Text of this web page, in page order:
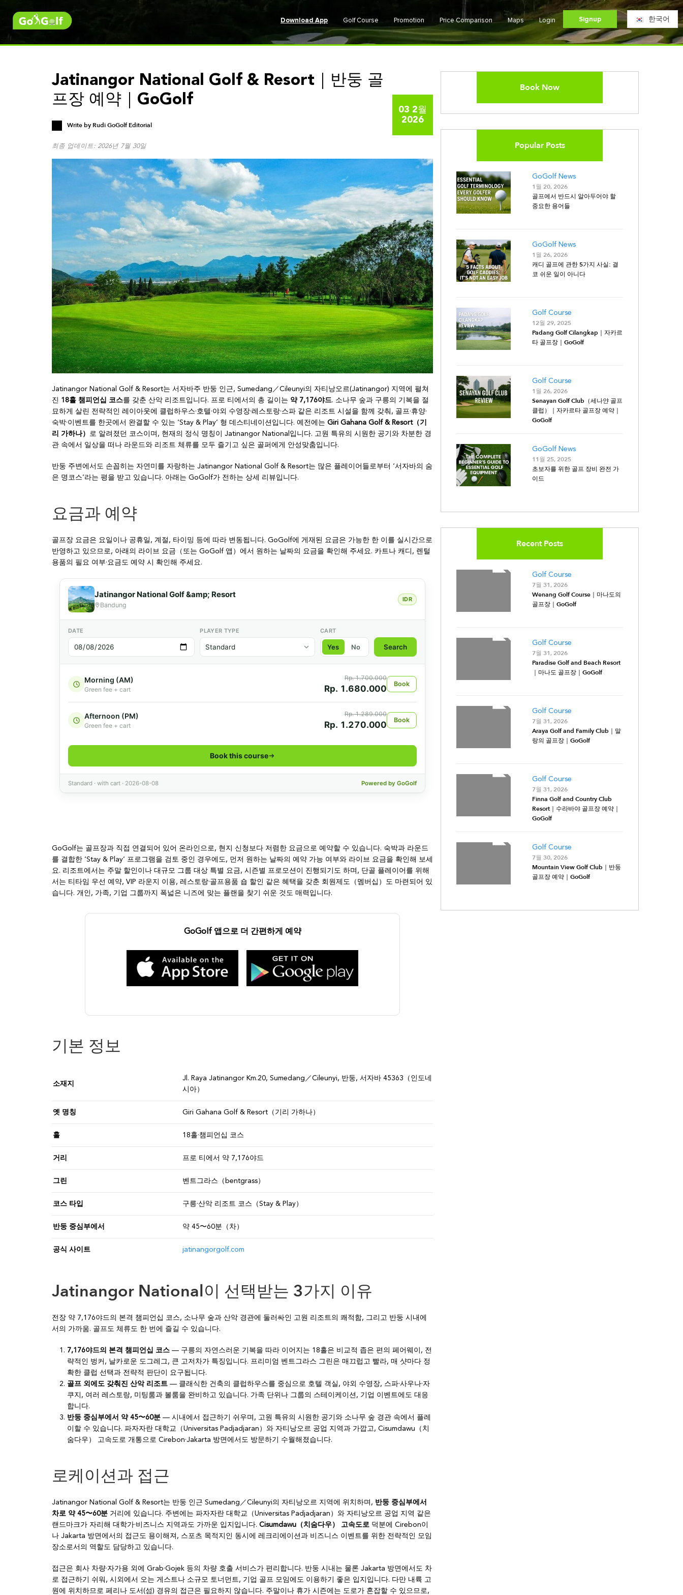
Download App Golf Course Promotion Price Comparison Maps Login Signup 한국어
Jatinangor National Golf & Resort｜반둥 골
프장 예약｜GoGolf
03 2월
2026
Write by Rudi GoGolf Editorial
최종 업데이트: 2026년 7월 30일
Jatinangor National Golf & Resort는 서자바주 반둥 인근, Sumedang／Cileunyi의 자티낭오르(Jatinangor) 지역에 펼쳐
진 18홀 챔피언십 코스를 갖춘 산악 리조트입니다. 프로 티에서의 총 길이는 약 7,176야드. 소나무 숲과 구릉의 기복을 절
묘하게 살린 전략적인 레이아웃에 클럽하우스·호텔·야외 수영장·레스토랑·스파 같은 리조트 시설을 함께 갖춰, 골프·휴양·
숙박·이벤트를 한곳에서 완결할 수 있는 ‘Stay & Play’ 형 데스티네이션입니다. 예전에는 Giri Gahana Golf & Resort（기
리 가하나）
로 알려졌던 코스이며, 현재의 정식 명칭이 Jatinangor National입니다. 고원 특유의 시원한 공기와 차분한 경
관 속에서 일상을 떠나 라운드와 리조트 체류를 모두 즐기고 싶은 골퍼에게 안성맞춤입니다.
반둥 주변에서도 손꼽히는 자연미를 자랑하는 Jatinangor National Golf & Resort는 많은 플레이어들로부터 ‘서자바의 숨
은 명코스’라는 평을 받고 있습니다. 아래는 GoGolf가 전하는 상세 리뷰입니다.
요금과 예약
골프장 요금은 요일이나 공휴일, 계절, 타이밍 등에 따라 변동됩니다. GoGolf에 게재된 요금은 가능한 한 이를 실시간으로
반영하고 있으므로, 아래의 라이브 요금（또는 GoGolf 앱）에서 원하는 날짜의 요금을 확인해 주세요. 카트나 캐디, 렌털
용품의 필요 여부·요금도 예약 시 확인해 주세요.
GoGolf는 골프장과 직접 연결되어 있어 온라인으로, 현지 신청보다 저렴한 요금으로 예약할 수 있습니다. 숙박과 라운드
를 결합한 ‘Stay & Play’ 프로그램을 검토 중인 경우에도, 먼저 원하는 날짜의 예약 가능 여부와 라이브 요금을 확인해 보세
요. 리조트에서는 주말 할인이나 대규모 그룹 대상 특별 요금, 시즌별 프로모션이 진행되기도 하며, 단골 플레이어를 위해
서는 티타임 우선 예약, VIP 라운지 이용, 레스토랑·골프용품 숍 할인 같은 혜택을 갖춘 회원제도（멤버십）도 마련되어 있
습니다. 개인, 가족, 기업 그룹까지 폭넓은 니즈에 맞는 플랜을 찾기 쉬운 것도 매력입니다.
GoGolf 앱으로 더 간편하게 예약
기본 정보
소재지
Jl. Raya Jatinangor Km.20, Sumedang／Cileunyi, 반둥, 서자바 45363（인도네
시아）
옛 명칭 Giri Gahana Golf & Resort（기리 가하나）
홀 18홀·챔피언십 코스
거리 프로 티에서 약 7,176야드
그린 벤트그라스（bentgrass）
코스 타입 구릉·산악 리조트 코스（Stay & Play）
반둥 중심부에서 약 45〜60분（차）
공식 사이트 jatinangorgolf.com
Jatinangor National이 선택받는 3가지 이유
전장 약 7,176야드의 본격 챔피언십 코스, 소나무 숲과 산악 경관에 둘러싸인 고원 리조트의 쾌적함, 그리고 반둥 시내에
서의 가까움. 골프도 체류도 한 번에 즐길 수 있습니다.
7,176야드의 본격 챔피언십 코스 — 구릉의 자연스러운 기복을 따라 이어지는 18홀은 비교적 좁은 편의 페어웨이, 전
략적인 벙커, 날카로운 도그레그, 큰 고저차가 특징입니다. 프리미엄 벤트그라스 그린은 매끄럽고 빨라, 매 샷마다 정
확한 클럽 선택과 전략적 판단이 요구됩니다.
골프 외에도 갖춰진 산악 리조트 — 클래식한 건축의 클럽하우스를 중심으로 호텔 객실, 야외 수영장, 스파·사우나·자
쿠지, 여러 레스토랑, 미팅룸과 볼룸을 완비하고 있습니다. 가족 단위나 그룹의 스테이케이션, 기업 이벤트에도 대응
합니다.
반둥 중심부에서 약 45〜60분 — 시내에서 접근하기 쉬우며, 고원 특유의 시원한 공기와 소나무 숲 경관 속에서 플레
이할 수 있습니다. 파자자란 대학교（Universitas Padjadjaran）와 자티낭오르 공업 지역과 가깝고, Cisumdawu（치
숨다우） 고속도로 개통으로 Cirebon·Jakarta 방면에서도 방문하기 수월해졌습니다.
로케이션과 접근
Jatinangor National Golf & Resort는 반둥 인근 Sumedang／Cileunyi의 자티낭오르 지역에 위치하며, 반둥 중심부에서
차로 약 45〜60분 거리에 있습니다. 주변에는 파자자란 대학교（Universitas Padjadjaran）와 자티낭오르 공업 지역 같은
랜드마크가 자리해 대학가·비즈니스 지역과도 가까운 입지입니다. Cisumdawu（치숨다우） 고속도로 덕분에 Cirebon이
나 Jakarta 방면에서의 접근도 용이해져, 스포츠 목적지인 동시에 레크리에이션과 비즈니스 이벤트를 위한 전략적인 모임
장소로서의 역할도 담당하고 있습니다.
접근은 회사 차량·자가용 외에 Grab·Gojek 등의 차량 호출 서비스가 편리합니다. 반둥 시내는 물론 Jakarta 방면에서도 차
로 접근하기 쉬워, 시외에서 오는 게스트나 소규모 토너먼트, 기업 골프 모임에도 이용하기 좋은 입지입니다. 다만 내륙 고
원에 위치하므로 페리나 도서(섬) 경유의 접근은 필요하지 않습니다. 주말이나 휴가 시즌에는 도로가 혼잡할 수 있으므로,
Book Now
Popular Posts
GoGolf News
1월 20, 2026
골프에서 반드시 알아두어야 할
중요한 용어들
GoGolf News
1월 26, 2026
캐디 골프에 관한 5가지 사실: 결
코 쉬운 일이 아니다
Golf Course
12월 29, 2025
Padang Golf Cilangkap｜자카르
타 골프장｜GoGolf
Golf Course
1월 26, 2026
Senayan Golf Club（세나얀 골프
클럽）｜자카르타 골프장 예약｜
GoGolf
GoGolf News
11월 25, 2025
초보자를 위한 골프 장비 완전 가
이드
Recent Posts
Golf Course
7월 31, 2026
Wenang Golf Course｜마나도의
골프장｜GoGolf
Golf Course
7월 31, 2026
Paradise Golf and Beach Resort
｜마나도 골프장｜GoGolf
Golf Course
7월 31, 2026
Araya Golf and Family Club｜말
랑의 골프장｜GoGolf
Golf Course
7월 31, 2026
Finna Golf and Country Club
Resort｜수라바야 골프장 예약｜
GoGolf
Golf Course
7월 30, 2026
Mountain View Golf Club｜반둥
골프장 예약｜GoGolf